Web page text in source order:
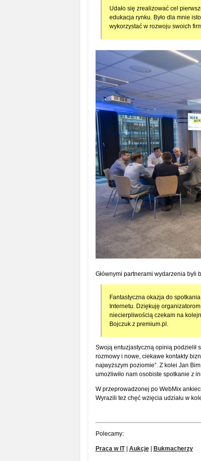
Udało się zrealizować cel
edukacja rynku. Było dla mnie
wykorzystać w rozwoju swoich
Głównymi partnerami wydarzenia byli
Fantastyczna okazja do
Internetu. Dziękuję
niecierpliwością czekam na
Bojczuk z premium.pl.
Swoją entuzjastyczną opinią podzielił
rozmowy i nowe, ciekawe kontakty
najwyższym poziomie”. Z kolei Jan
umożliwiło nam osobiste spotkanie z
W przeprowadzonej po WebMix
Wyrazili też chęć wzięcia udziału w
Polecamy:
Praca w IT| Aukcje| Bukmacherzy